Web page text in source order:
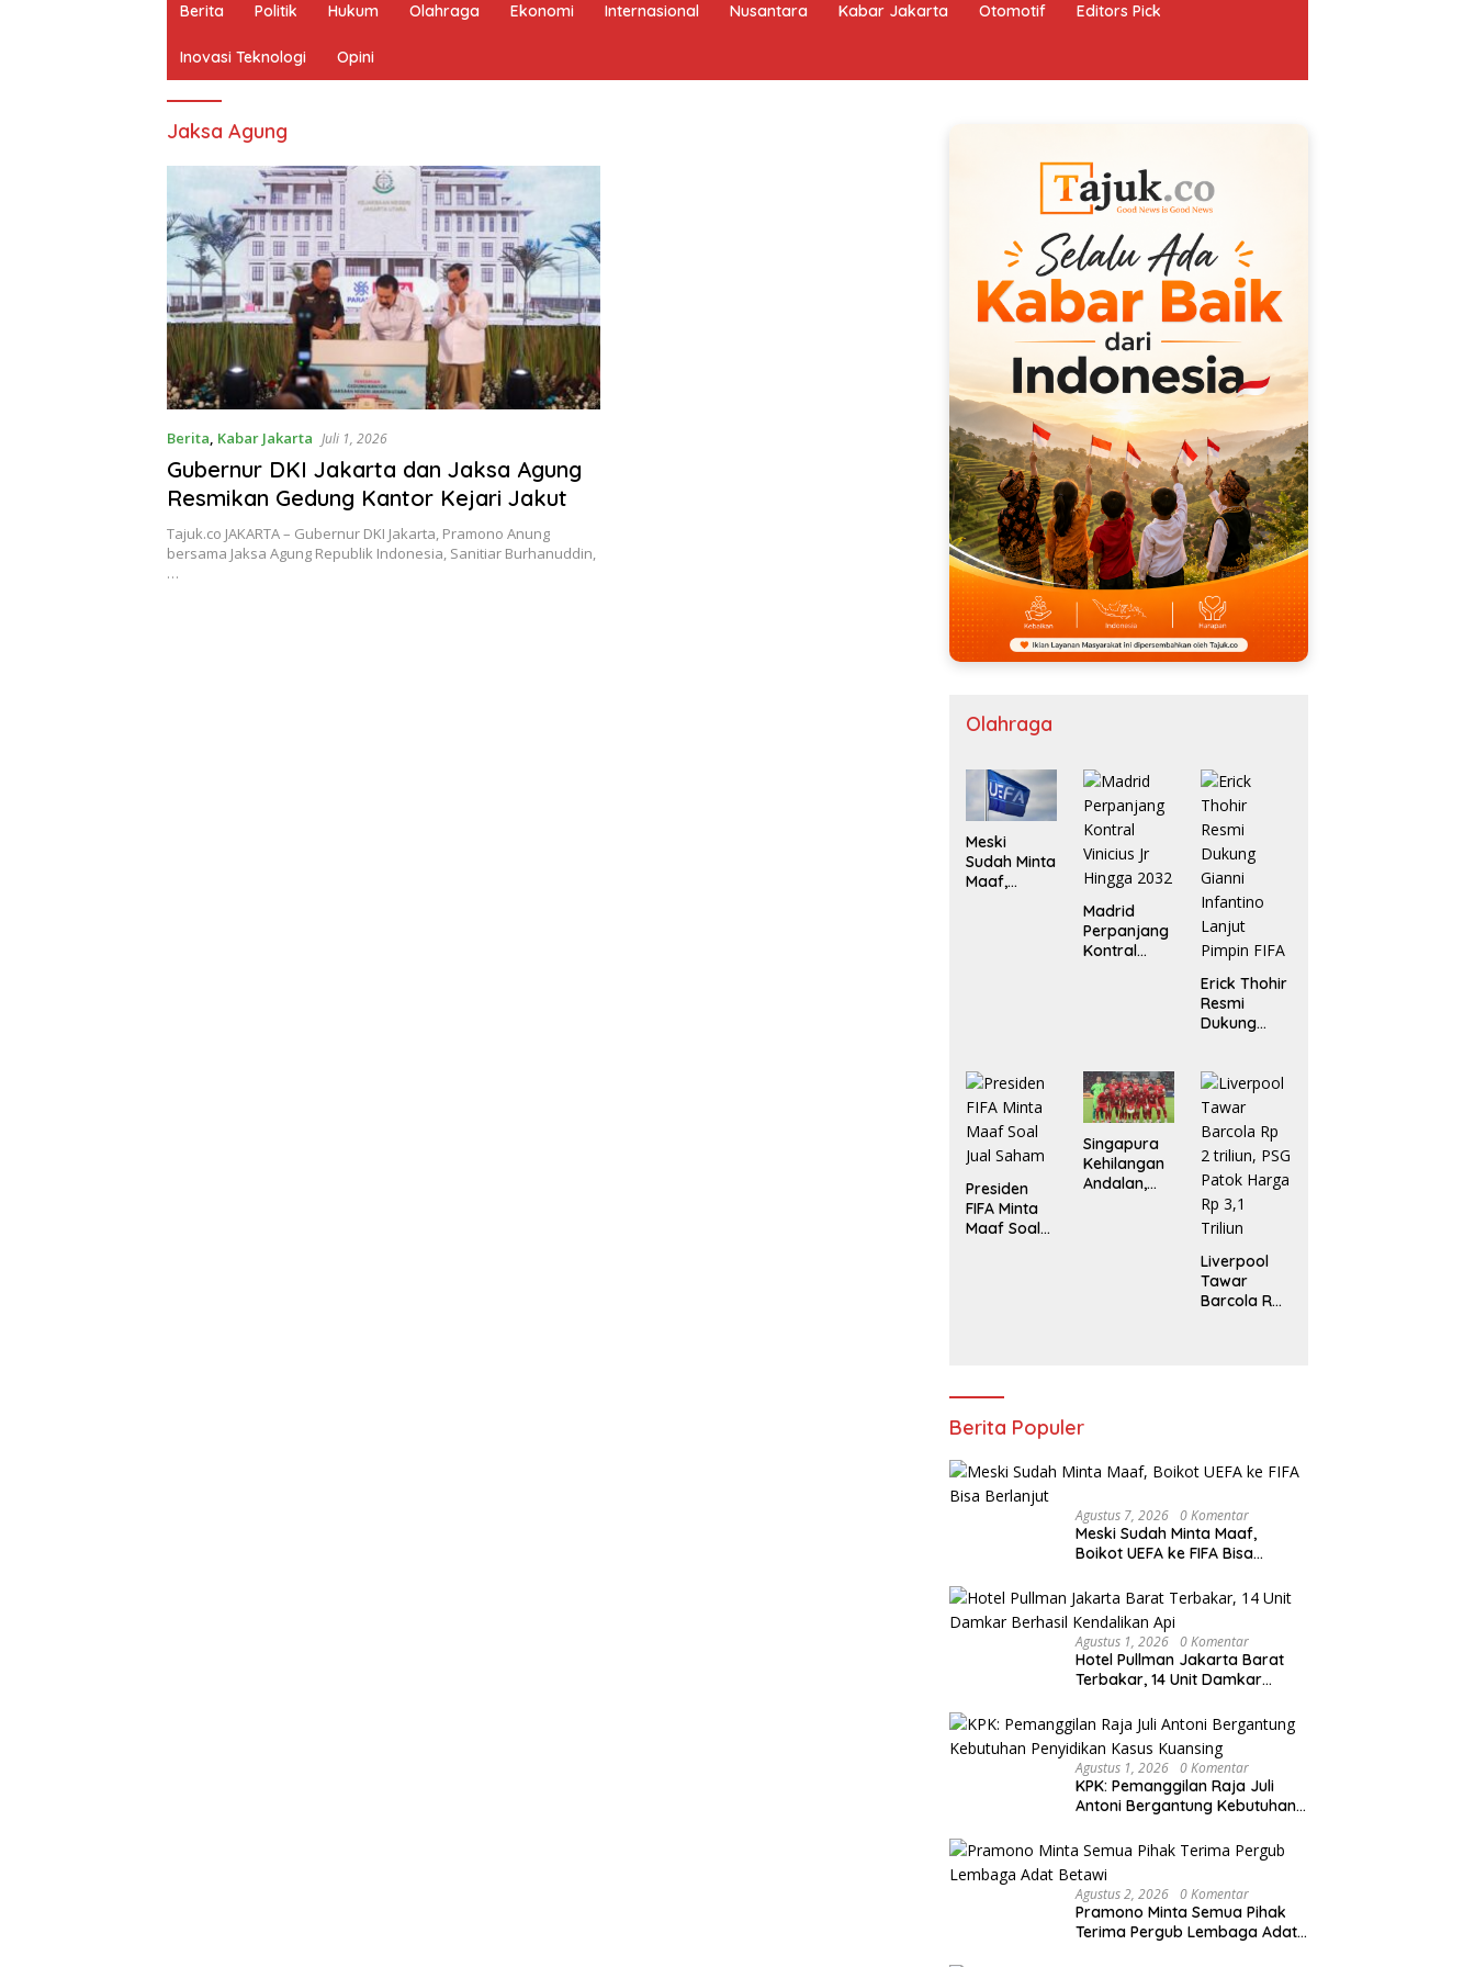
Berita Politik Hukum Olahraga Ekonomi Internasional Nusantara Kabar Jakarta Otomotif Editors Pick
Inovasi Teknologi Opini
Jaksa Agung
Berita, Kabar Jakarta Juli 1, 2026
Gubernur DKI Jakarta dan Jaksa Agung
Resmikan Gedung Kantor Kejari Jakut
Tajuk.co JAKARTA – Gubernur DKI Jakarta, Pramono Anung
bersama Jaksa Agung Republik Indonesia, Sanitiar Burhanuddin,
…
Olahraga
Meski
Sudah Minta
Maaf,
Madrid
Perpanjang
Kontral
Erick Thohir
Resmi
Dukung
Lanjut
Pimpin FIFA
Presiden
FIFA Minta
Maaf Soal
Singapura
Kehilangan
Andalan,
Liverpool
Tawar
Barcola Rp
Berita Populer
Agustus 7, 2026 0 Komentar
Meski Sudah Minta Maaf,
Boikot UEFA ke FIFA Bisa
Agustus 1, 2026 0 Komentar
Hotel Pullman Jakarta Barat
Terbakar, 14 Unit Damkar
Agustus 1, 2026 0 Komentar
KPK: Pemanggilan Raja Juli
Antoni Bergantung Kebutuhan
Agustus 2, 2026 0 Komentar
Pramono Minta Semua Pihak
Terima Pergub Lembaga Adat